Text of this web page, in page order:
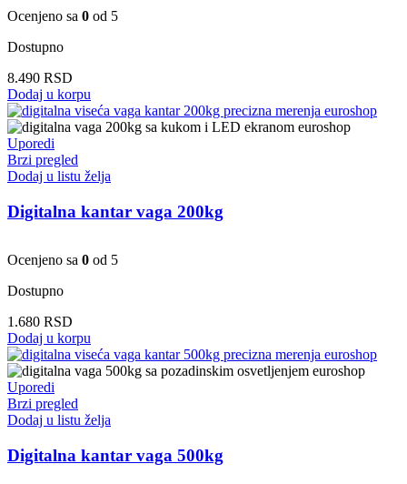
Ocenjeno sa 0 od 5
Dostupno
8.490 RSD
Dodaj u korpu
Uporedi
Brzi pregled
Dodaj u listu želja
Digitalna kantar vaga 200kg
Ocenjeno sa 0 od 5
Dostupno
1.680 RSD
Dodaj u korpu
Uporedi
Brzi pregled
Dodaj u listu želja
Digitalna kantar vaga 500kg